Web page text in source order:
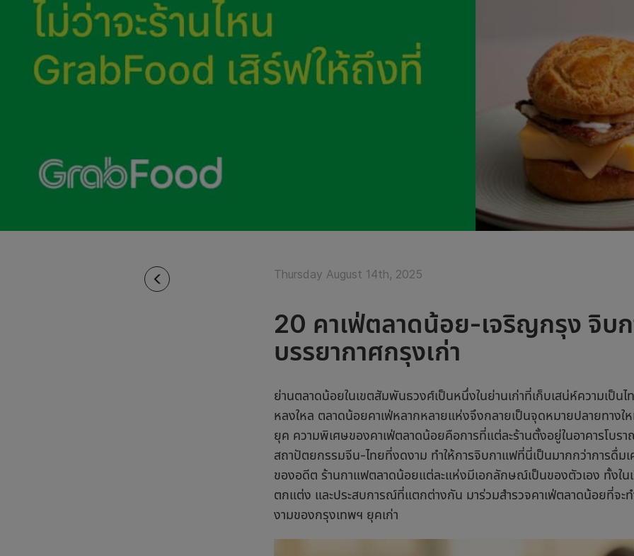
Thursday August 14th, 2025
20 คาเฟ่ตลาดน้อย-เจริญกรุง จิบ
บรรยากาศกรุงเก่า
ย่านตลาดน้อยในเขตสัมพันธวงศ์เป็นหนึ่งในย่านเก่าที่เก็บเสน่ห์ความเป็น
หลงใหล ตลาดน้อยคาเฟ่หลากหลายแห่งจึงกลายเป็นจุดหมายปลายทาง
ยุค ความพิเศษของคาเฟ่ตลาดน้อยคือการที่แต่ละร้านตั้งอยู่ในอาคารโบร
สถาปัตยกรรมจีน-ไทยที่งดงาม ทำให้การจิบกาแฟที่นี่เป็นมากกว่าการดื่ม
ของอดีต ร้านกาแฟตลาดน้อยแต่ละแห่งมีเอกลักษณ์เป็นของตัวเอง ทั้งใน
ตกแต่ง และประสบการณ์ที่แตกต่างกัน มาร่วมสำรวจคาเฟ่ตลาดน้อยที่จะ
งามของกรุงเทพฯ ยุคเก่า